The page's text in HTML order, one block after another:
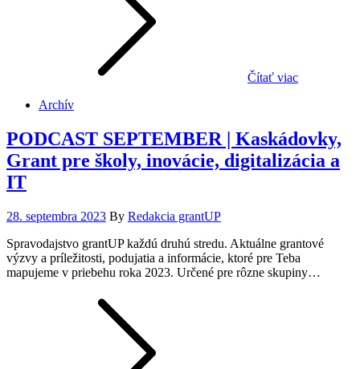
Čítať viac
Archív
PODCAST SEPTEMBER | Kaskádovky,
Grant pre školy, inovácie, digitalizácia a
IT
Posted
28. septembra 2023 By Redakcia grantUP
Spravodajstvo grantUP každú druhú stredu. Aktuálne grantové
výzvy a príležitosti, podujatia a informácie, ktoré pre Teba
mapujeme v priebehu roka 2023. Určené pre rôzne skupiny…